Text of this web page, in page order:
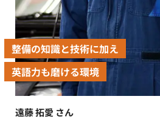
整備の知識と技術に加え
英語力も磨ける環境
遠藤 拓愛 さん